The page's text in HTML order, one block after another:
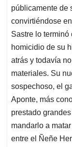
públicamente de
convirtiéndose
Sastre lo terminó
homicidio de su
atrás y todavía
materiales. Su
sospechoso, el
Aponte, más
prestado
mandarlo a
entre el Ñeñe